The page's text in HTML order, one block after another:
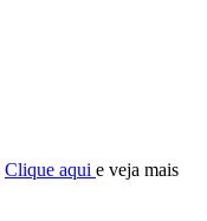
Clique aqui e veja mais